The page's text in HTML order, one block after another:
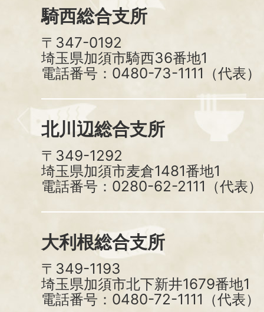
騎西総合支所
〒347-0192
埼玉県加須市騎西36番地1
電話番号：0480-73-1111（代表）
北川辺総合支所
〒349-1292
埼玉県加須市麦倉1481番地1
電話番号：0280-62-2111（代表）
大利根総合支所
〒349-1193
埼玉県加須市北下新井1679番地1
電話番号：0480-72-1111（代表）